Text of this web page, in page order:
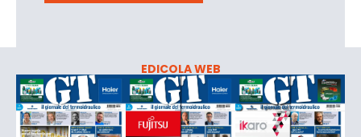
EDICOLA WEB